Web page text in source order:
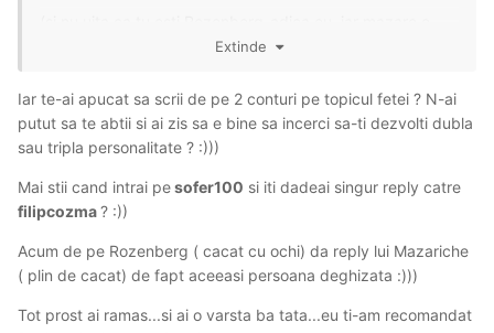
sofer100. Asa zice lake faiantarul. Zis si Rigips.)
Extinde
Iar te-ai apucat sa scrii de pe 2 conturi pe topicul fetei ? N-ai
putut sa te abtii si ai zis sa e bine sa incerci sa-ti dezvolti dubla
sau tripla personalitate ? :)))
Mai stii cand intrai pesofer100 si iti dadeai singur reply catre
filipcozma? :))
Acum de pe Rozenberg ( cacat cu ochi) da reply lui Mazariche
( plin de cacat) de fapt aceeasi persoana deghizata :)))
Tot prost ai ramas...si ai o varsta ba tata...eu ti-am recomandat